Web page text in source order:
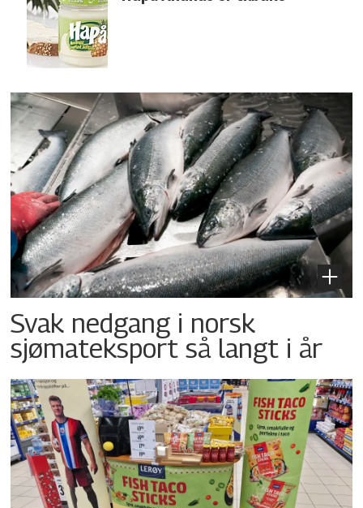
Svak nedgang i norsk
sjømateksport så langt i år